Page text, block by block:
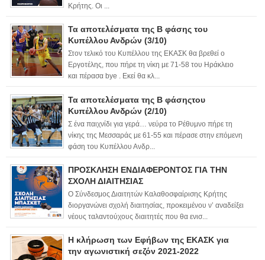
Κρήτης. Οι ...
Τα αποτελέσματα της Β φάσης του
Κυπέλλου Ανδρών (3/10)
Στον τελικό του Κυπέλλου της ΕΚΑΣΚ θα βρεθεί ο
Εργοτέλης, που πήρε τη νίκη με 71-58 του Ηράκλειο
και πέρασα bye . Εκεί θα κλ...
Τα αποτελέσματα της Β φάσηςτου
Κυπέλλου Ανδρών (2/10)
Σ ένα παιχνίδι για γερά… νεύρα το Ρέθυμνο πήρε τη
νίκης της Μεσσαράς με 61-55 και πέρασε στην επόμενη
φάση του Κυπέλλου Ανδρ...
ΠΡΟΣΚΛΗΣΗ ΕΝΔΙΑΦΕΡΟΝΤΟΣ ΓΙΑ ΤΗΝ
ΣΧΟΛΗ ΔΙΑΙΤΗΣΙΑΣ
Ο Σύνδεσμος Διαιτητών Καλαθοσφαίρισης Κρήτης
διοργανώνει σχολή διαιτησίας, προκειμένου ν’ αναδείξει
νέους ταλαντούχους διαιτητές που θα ενισ...
Η κλήρωση των Εφήβων της ΕΚΑΣΚ για
την αγωνιστική σεζόν 2021-2022